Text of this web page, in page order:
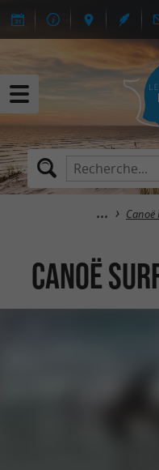
Canoë
Canoë